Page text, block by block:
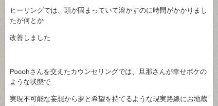
ヒーリングでは、頭が固まっていて溶かすのに時間がかかりまし
たが何とか
改善しました
Pooohさんを交えたカウンセリングでは、旦那さんが幸せボケの
ような状態で
実現不可能な妄想から夢と希望を持てるような現実路線にお地蔵